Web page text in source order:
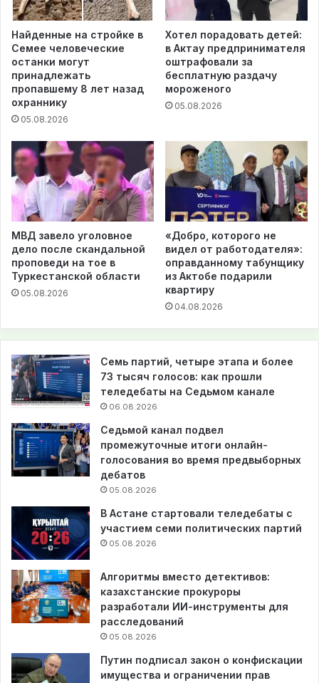
Найденные на стройке в
Семее человеческие
останки могут
принадлежать
пропавшему 8 лет назад
охраннику
05.08.2026
Хотел порадовать детей:
в Актау предпринимателя
оштрафовали за
бесплатную раздачу
мороженого
05.08.2026
МВД завело уголовное
дело после скандальной
проповеди на тое в
Туркестанской области
05.08.2026
«Добро, которого не
видел от работодателя»:
оправданному табунщику
из Актобе подарили
квартиру
04.08.2026
Семь партий, четыре этапа и более
73 тысяч голосов: как прошли
теледебаты на Седьмом канале
06.08.2026
Седьмой канал подвел
промежуточные итоги онлайн-
голосования во время предвыборных
дебатов
05.08.2026
В Астане стартовали теледебаты с
участием семи политических партий
05.08.2026
Алгоритмы вместо детективов:
казахстанские прокуроры
разработали ИИ-инструменты для
расследований
05.08.2026
Путин подписал закон о конфискации
имущества и ограничении прав